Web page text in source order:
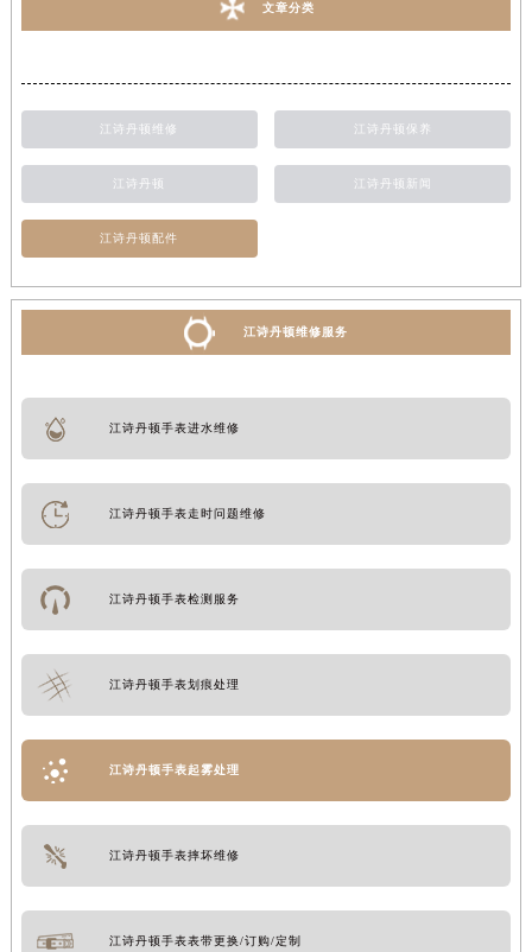
文章分类
江诗丹顿维修 江诗丹顿保养
江诗丹顿 江诗丹顿新闻
江诗丹顿配件
江诗丹顿维修服务
江诗丹顿手表进水维修
江诗丹顿手表走时问题维修
江诗丹顿手表检测服务
江诗丹顿手表划痕处理
江诗丹顿手表起雾处理
江诗丹顿手表摔坏维修
江诗丹顿手表表带更换/订购/定制